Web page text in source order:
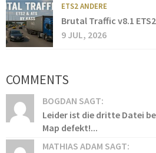
ETS2 ANDERE
Brutal Traffic v8.1 ETS2
9 JUL, 2026
COMMENTS
BOGDAN SAGT:
Leider ist die dritte Datei
Map defekt!...
MATHIAS ADAM SAGT: